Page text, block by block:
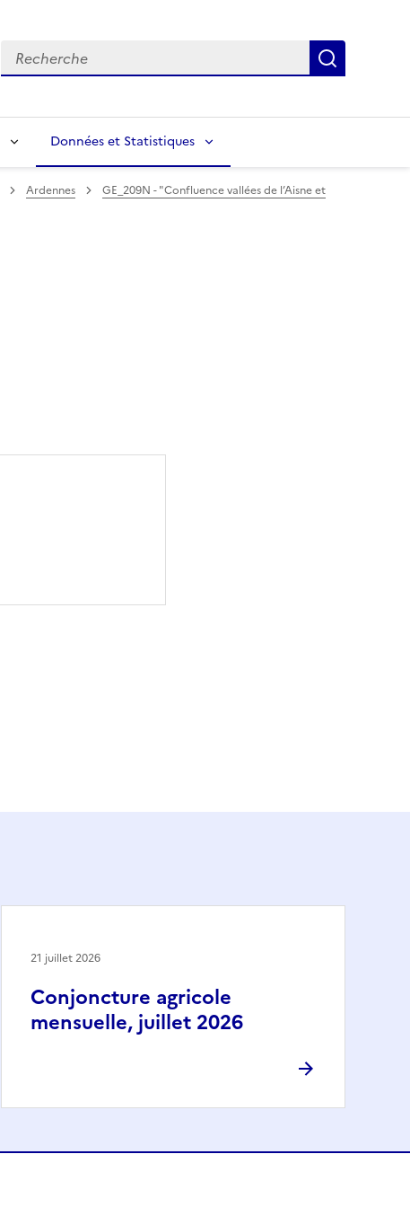
Recherche
Données et Statistiques
Ardennes
GE_209N - "Confluence vallées de l’Aisne et
Conjoncture agricole
mensuelle, juillet 2026
21 juillet 2026